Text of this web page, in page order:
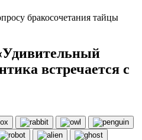
бракосочетания тайцы
встречается с